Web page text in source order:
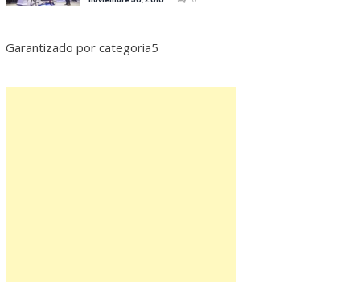
Garantizado por categoria5